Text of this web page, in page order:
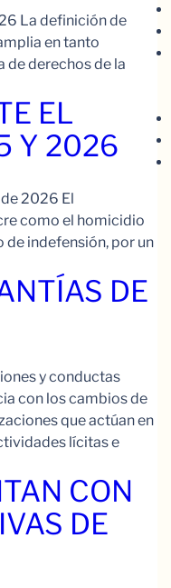
La definición de
en tanto
de derechos de la
EL
Y 2026
2026 El
como el homicidio
de indefensión, por un
DE
y conductas
con los cambios de
que actúan en
lícitas e
CON
DE